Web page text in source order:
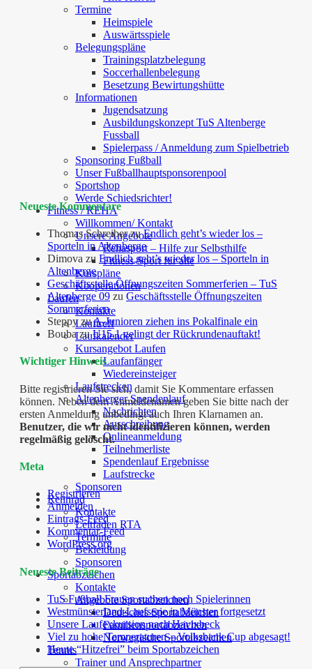
Termine
Heimspiele
Auswärtsspiele
Belegungspläne
Trainingsplatzbelegung
Soccerhallenbelegung
Besetzung Bewirtungshütte
Informationen
Jugendsatzung
Ausbildungskonzept TuS Altenberge
Fussball
Spielerpass / Anmeldung zum Spielbetrieb
Sponsoring Fußball
Unser Fußballhauptsponsorenpool
Sportshop
Werde Schiedsrichter!
Fitness / REHA
Willkommen/ Kontakt
Unsere Angebote
Rehasport – Hilfe zur Selbsthilfe
Fitness-Sport für alle
Kurspläne
Kooperationen
Laufen
Kontakte
Lauftreff
Laufkalender
Kursangebot Laufen
Laufanfänger
Wiedereinsteiger
Laufstrecken
Altenberger Spendenlauf
Nachrichten
Ausschreibung
Onlineanmeldung
Teilnehmerliste
Spendenlauf Ergebnisse
Laufstrecke
Sponsoren
Rennrad
Kontakte
Leitfaden RTA
Termine
Bekleidung
Sponsoren
Sportabzeichen
Kontakte
Angebote Sportabzeichen
Deutsches Sportabzeichen
Familiensportabzeichen
Norwegische Sportabzeichen
Tennis
Trainer und Ansprechpartner
Neueste Kommentare
Thomas SchreiberzuEndlich geht’s wieder los –
Sporteln in Altenberge
Dimova zu Endlich geht’s wieder los – Sporteln in
Altenberge
Geschäftsstelle Öffnungszeiten Sommerferien – TuS
Altenberge 09 zu Geschäftsstelle Öffnungszeiten
Sommerferien
SteppyzuA-Junioren ziehen ins Pokalfinale ein
BoubazuU15.1 gelingt der Rückrundenauftakt!
Wichtiger Hinweis
Bitte registrieren Sie sich, damit Sie Kommentare erfassen
können. Neben dem Anmeldenamen geben Sie bitte nach der
ersten Anmeldung unbedingt auch Ihren Klarnamen an.
Benutzer, die wir nicht identifizieren können, werden
regelmäßig gelöscht.
Meta
Registrieren
Anmelden
Eintrags-Feed
Kommentar-Feed
WordPress.org
Neueste Beiträge
TuS Fußball Frauen suchen noch Spielerinnen
Westmünsterland-Laufserie in Münster fortgesetzt
Unsere Laufexkursion nach Havixbeck
Viel zu hohe Temperaturen – Volksbank Cup abgesagt!
Heute “Hitzefrei” beim Sportabzeichen